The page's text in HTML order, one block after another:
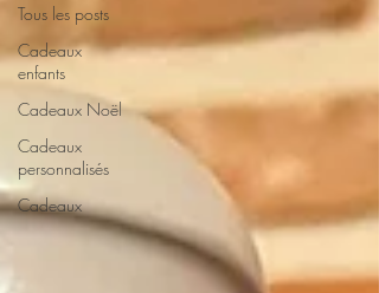
Tous les posts
Cadeaux
enfants
Cadeaux Noël
Cadeaux
personnalisés
Cadeaux